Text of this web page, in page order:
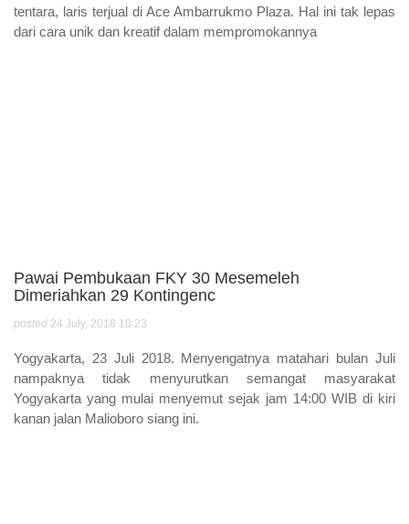
tentara, laris terjual di Ace Ambarrukmo Plaza. Hal ini tak lepas
dari cara unik dan kreatif dalam mempromokannya
Pawai Pembukaan FKY 30 Mesemeleh
Dimeriahkan 29 Kontingenc
posted 24 July, 2018 10:23
Yogyakarta, 23 Juli 2018. Menyengatnya matahari bulan Juli
nampaknya tidak menyurutkan semangat masyarakat
Yogyakarta yang mulai menyemut sejak jam 14:00 WIB di kiri
kanan jalan Malioboro siang ini.